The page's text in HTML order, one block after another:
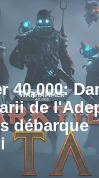
40,000:
de
débarque